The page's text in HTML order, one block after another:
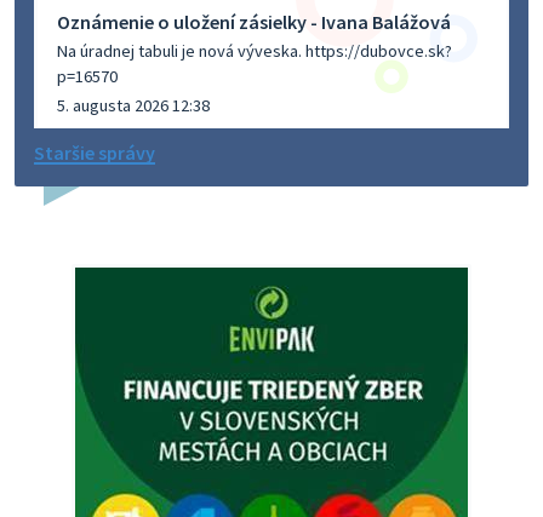
Oznámenie o uložení zásielky - Ivana Balážová
Na úradnej tabuli je nová výveska. https://dubovce.sk?
p=16570
5. augusta 2026 12:38
Dovolenka - MUDr. Marián Sivoň
budeZATVORENÁ z dôvodu čerpania dovolenky. Akútne
prípady bude riešiť MUDr.Fisch…
Zajtrajší zvoz odpadu
Vážený občan, zajtra 5. 8. sa bude zvážať komunálny odpad.
4. augusta 2026 15:30
Staršie správy